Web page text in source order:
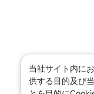
当社サイト内に
供する目的及び